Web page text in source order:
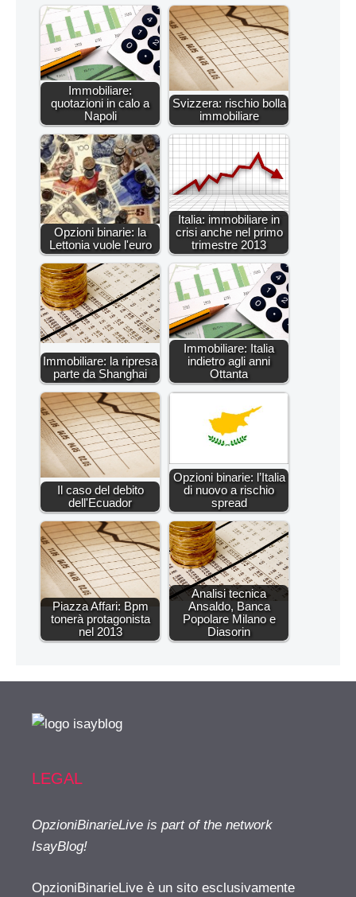
Immobiliare:
quotazioni in calo a
Napoli
Svizzera: rischio bolla
immobiliare
Opzioni binarie: la
Lettonia vuole l'euro
Italia: immobiliare in
crisi anche nel primo
trimestre 2013
Immobiliare: la ripresa
parte da Shanghai
Immobiliare: Italia
indietro agli anni
Ottanta
Il caso del debito
dell'Ecuador
Opzioni binarie: l’Italia
di nuovo a rischio
spread
Piazza Affari: Bpm
tonerà protagonista
nel 2013
Analisi tecnica
Ansaldo, Banca
Popolare Milano e
Diasorin
LEGAL
OpzioniBinarieLive is part of the network
IsayBlog!
OpzioniBinarieLive è un sito esclusivamente